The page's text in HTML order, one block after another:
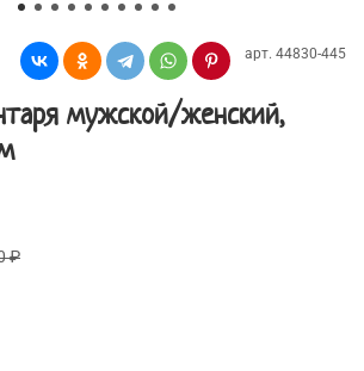
арт. 44830-445
мужской/женский,
₽